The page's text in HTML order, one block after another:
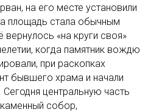
на его месте установили
площадь стала обычным
«на круги своя»
когда памятник вождю
при раскопках
бывшего храма и начали
центральную часть
собор,